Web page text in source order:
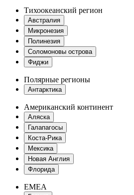
Тихоокеанский регион
Австралия
Микронезия
Полинезия
Соломоновы острова
Фиджи
Полярные регионы
Антарктика
Американский континент
Аляска
Галапагосы
Коста-Рика
Мексика
Новая Англия
Флорида
EMEA